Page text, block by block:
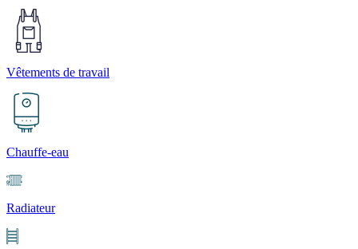
Vêtements de travail
Chauffe-eau
Radiateur